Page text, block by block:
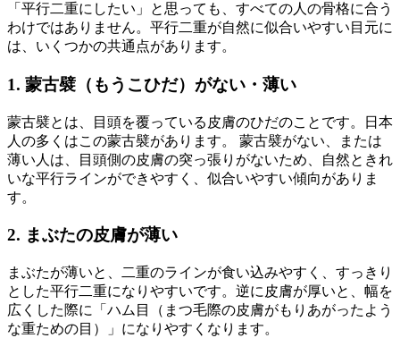
「平行二重にしたい」と思っても、すべての人の骨格に合う
わけではありません。平行二重が自然に似合いやすい目元に
は、いくつかの共通点があります。
1. 蒙古襞（もうこひだ）がない・薄い
蒙古襞とは、目頭を覆っている皮膚のひだのことです。日本
人の多くはこの蒙古襞があります。 蒙古襞がない、または
薄い人は、目頭側の皮膚の突っ張りがないため、自然ときれ
いな平行ラインができやすく、似合いやすい傾向がありま
す。
2. まぶたの皮膚が薄い
まぶたが薄いと、二重のラインが食い込みやすく、すっきり
とした平行二重になりやすいです。逆に皮膚が厚いと、幅を
広くした際に「ハム目（まつ毛際の皮膚がもりあがったよう
な重ための目）」になりやすくなります。